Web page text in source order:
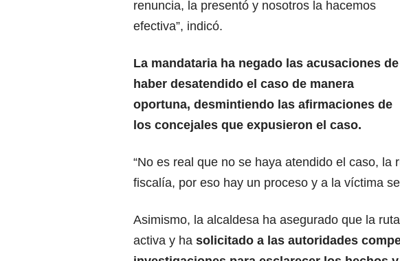
renuncia, la presentó y nosotros la hacemos
efectiva”, indicó.
La mandataria ha negado las acusaciones de
haber desatendido el caso de manera
oportuna, desmintiendo las afirmaciones de
los concejales que expusieron el caso.
“No es real que no se haya atendido el caso, la
fiscalía, por eso hay un proceso y a la víctima
Asimismo, la alcaldesa ha asegurado que la
activa y ha solicitado a las autoridades